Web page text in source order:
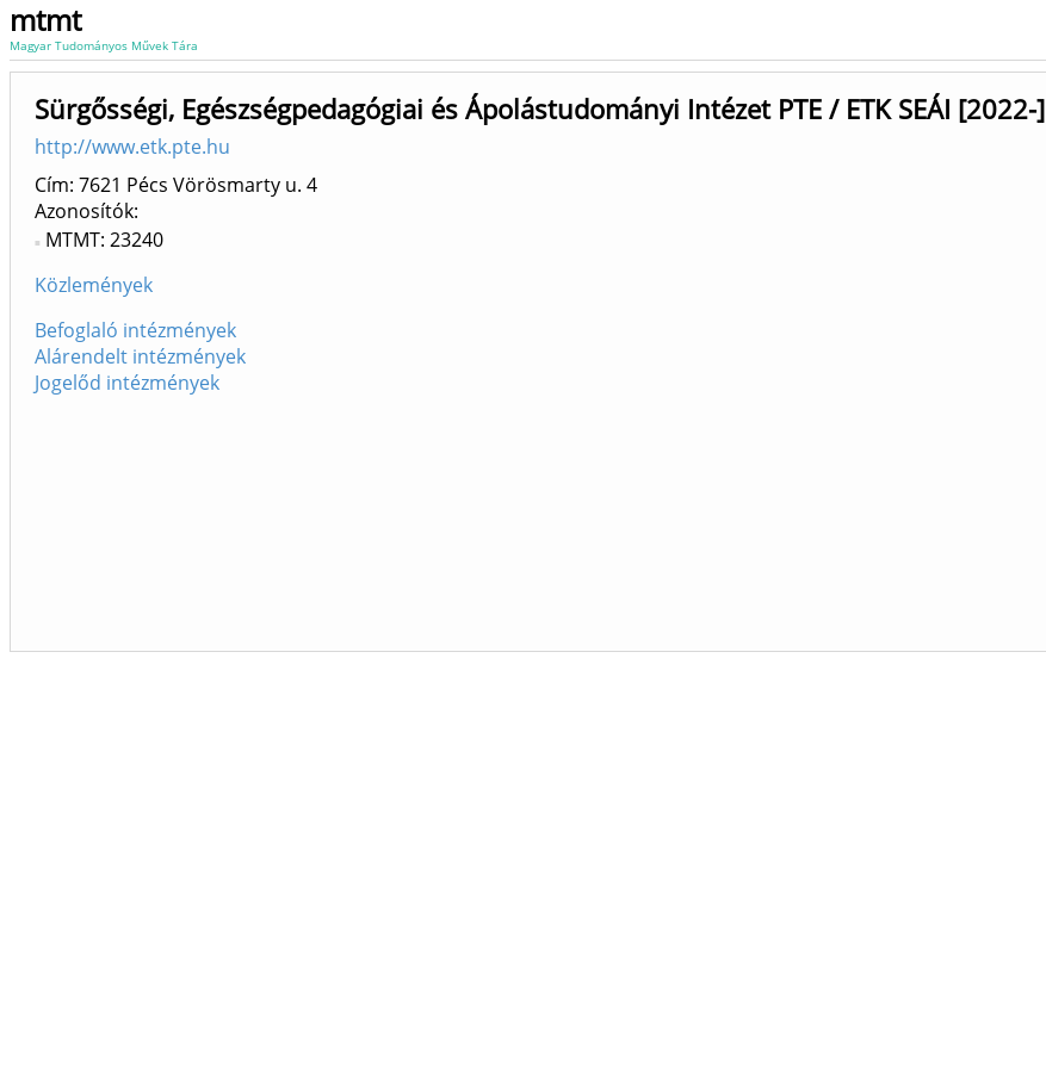
mtmt
Magyar Tudományos Művek Tára
Sürgősségi, Egészségpedagógiai és Ápolástudományi Intézet PTE / ETK SEÁI [2022-]
http://www.etk.pte.hu
Cím: 7621 Pécs Vörösmarty u. 4
Azonosítók
MTMT: 23240
Közlemények
Befoglaló intézmények
Alárendelt intézmények
Jogelőd intézmények